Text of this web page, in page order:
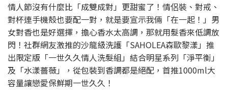
情人節沒有什麼比「成雙成對」更甜蜜了！情侶裝、對戒、
對杯連手機殼也要配一對，就是要宣示我倆「在一起！」男
女對香也是好選擇，擔心香水太高調，那就用髮香來低調放
閃！社群網友激推的沙龍級洗護「SAHOLEA森歐黎漾」推
出限定版「一世久久情人洗髮組」結合明星系列「淨平衡」
及「水漾薔薇」，從包裝到香調都是絕配，首推1000ml大
容量讓戀愛保鮮期一世久久！